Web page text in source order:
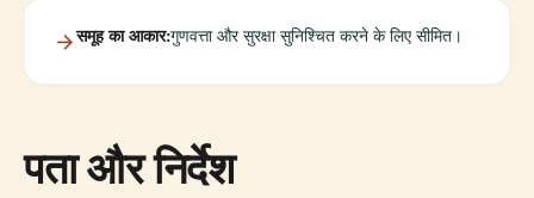
समूह का आकार:गुणवत्ता और सुरक्षा सुनिश्चित करने के लिए सीमित।
पता और निर्देश